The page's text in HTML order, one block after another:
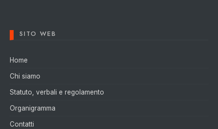
SITO WEB
Home
Chi siamo
Statuto, verbali e regolamento
Organigramma
Contatti